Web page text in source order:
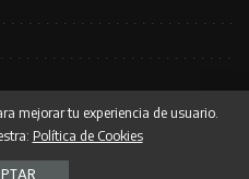
Prensa | Coiffure
mejorar tu experiencia de usuario.
Política de Cookies